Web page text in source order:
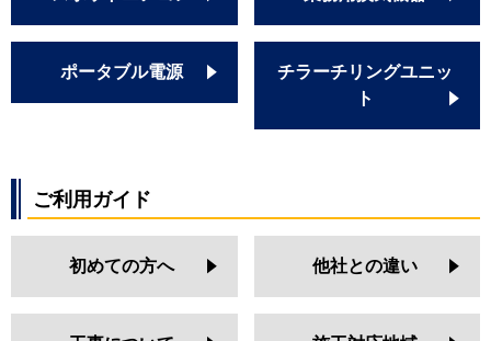
ポータブル電源
チラーチリングユニッ
ト
ご利用ガイド
初めての方へ 他社との違い